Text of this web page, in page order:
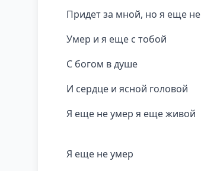
Придет за мной, но я еще не
Умер и я еще с тобой
С богом в душе
И сердце и ясной головой
Я еще не умер я еще живой
Я еще не умер